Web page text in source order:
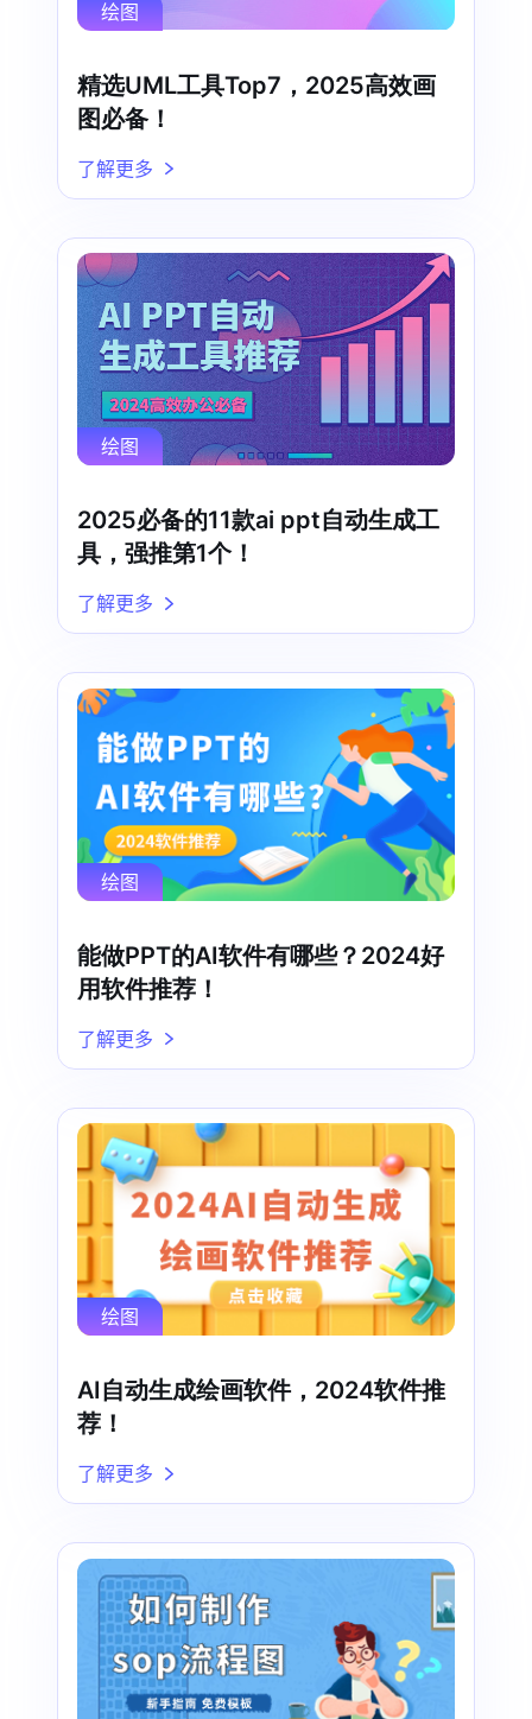
绘图
精选UML工具Top7，2025高效画
图必备！
了解更多
绘图
2025必备的11款ai ppt自动生成工
具，强推第1个！
了解更多
绘图
能做PPT的AI软件有哪些？2024好
用软件推荐！
了解更多
绘图
AI自动生成绘画软件，2024软件推
荐！
了解更多